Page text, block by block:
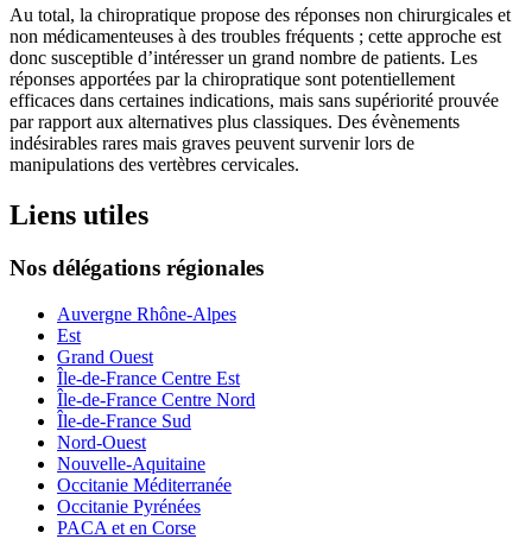
Au total, la chiropratique propose des réponses non chirurgicales et
non médicamenteuses à des troubles fréquents ; cette approche est
donc susceptible d’intéresser un grand nombre de patients. Les
réponses apportées par la chiropratique sont potentiellement
efficaces dans certaines indications, mais sans supériorité prouvée
par rapport aux alternatives plus classiques. Des évènements
indésirables rares mais graves peuvent survenir lors de
manipulations des vertèbres cervicales.
Liens utiles
Nos délégations régionales
Auvergne Rhône-Alpes
Est
Grand Ouest
Île-de-France Centre Est
Île-de-France Centre Nord
Île-de-France Sud
Nord-Ouest
Nouvelle-Aquitaine
Occitanie Méditerranée
Occitanie Pyrénées
PACA et en Corse